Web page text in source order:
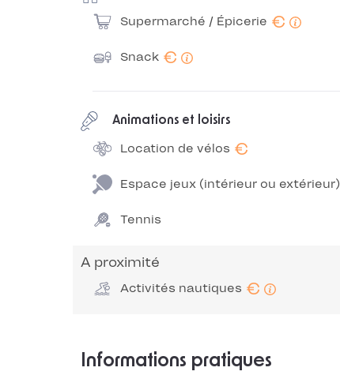
Supermarché / Épicerie €
Snack €
Animations et loisirs
Location de vélos €
Espace jeux (intérieur ou extérieur)
Tennis
A proximité
Activités nautiques €
Informations pratiques